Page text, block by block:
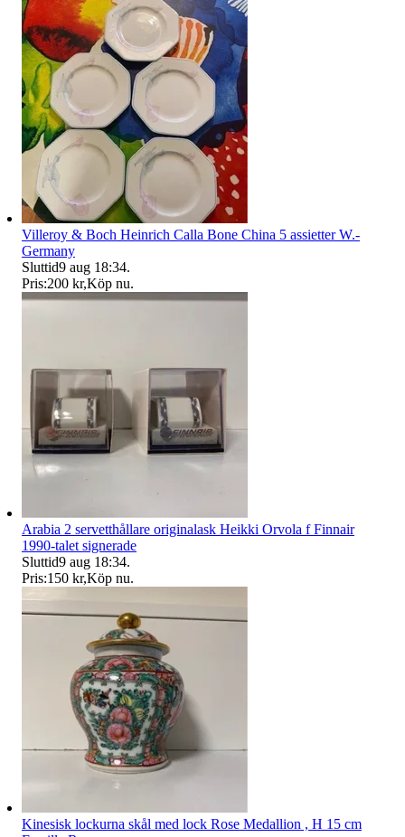
Villeroy & Boch Heinrich Calla Bone China 5 assietter W.-
Germany
Sluttid9 aug 18:34.
Pris:200 kr,Köp nu.
Arabia 2 servetthållare originalask Heikki Orvola f Finnair
1990-talet signerade
Sluttid9 aug 18:34.
Pris:150 kr,Köp nu.
Kinesisk lockurna skål med lock Rose Medallion , H 15 cm